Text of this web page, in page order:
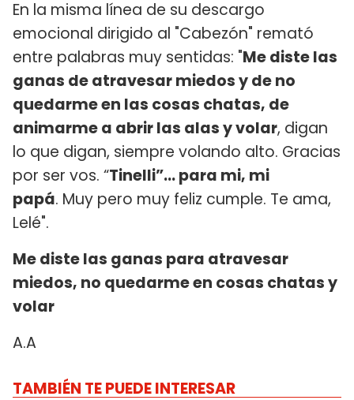
En la misma línea de su descargo
emocional dirigido al "Cabezón" remató
entre palabras muy sentidas: "Me diste las
ganas de atravesar miedos y de no
quedarme en las cosas chatas, de
animarme a abrir las alas y volar, digan
lo que digan, siempre volando alto. Gracias
por ser vos. “Tinelli”... para mi, mi
papá. Muy pero muy feliz cumple. Te ama,
Lelé".
Me diste las ganas para atravesar
miedos, no quedarme en cosas chatas y
volar
A.A
TAMBIÉN TE PUEDE INTERESAR